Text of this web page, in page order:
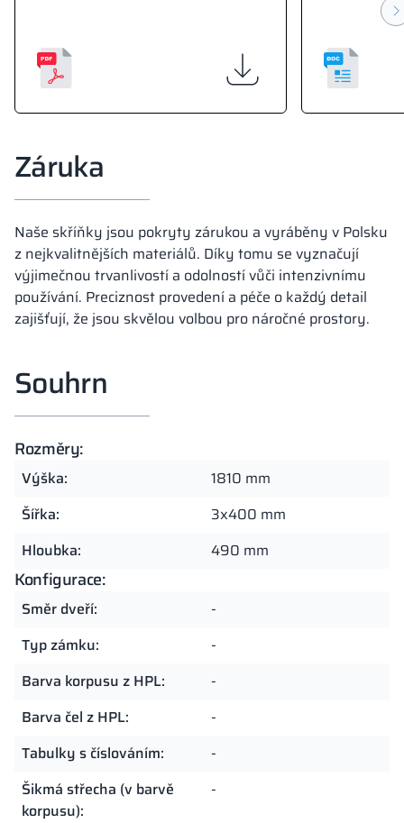
Záruka
Naše skříňky jsou pokryty zárukou a vyráběny v Polsku
z nejkvalitnějších materiálů. Díky tomu se vyznačují
výjimečnou trvanlivostí a odolností vůči intenzivnímu
používání. Preciznost provedení a péče o každý detail
zajišťují, že jsou skvělou volbou pro náročné prostory.
Souhrn
Rozměry:
Výška:
1810 mm
Šířka:
3x400 mm
Hloubka:
490 mm
Konfigurace:
Směr dveří:
-
Typ zámku:
-
Barva korpusu z HPL:
-
Barva čel z HPL:
-
Tabulky s číslováním:
-
Šikmá střecha (v barvě
korpusu):
-